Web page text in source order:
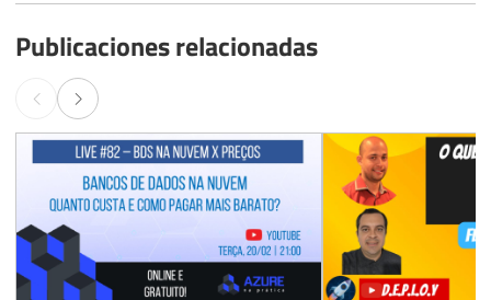
Publicaciones relacionadas